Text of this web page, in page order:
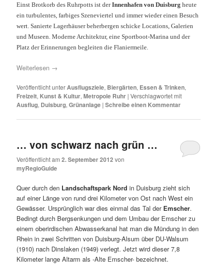
Einst Brotkorb des Ruhrpotts ist derInnenhafen von Duisburg heute
ein turbulentes, farbiges Szeneviertel und immer wieder einen Besuch
wert. Sanierte Lagerhäuser beherbergen schicke Locations, Galerien
und Museen. Moderne Architektur, eine Sportboot-Marina und der
Platz der Erinnerungen begleiten die Flaniermeile.
Weiterlesen →
Veröffentlicht unterAusflugsziele, Biergärten, Essen & Trinken,
Freizeit, Kunst & Kultur,Metropole Ruhr |Verschlagwortet mit
Ausflug, Duisburg,Grünanlage |Schreibe einen Kommentar
… von schwarz nach grün …
Veröffentlicht am2. September 2012 von
myRegioGuide
Quer durch den Landschaftspark Nord in Duisburg zieht sich
auf einer Länge von rund drei Kilometer von Ost nach West ein
Gewässer. Ursprünglich war dies einmal das Tal der Emscher.
Bedingt durch Bergsenkungen und dem Umbau der Emscher zu
einem oberirdischen Abwasserkanal hat man die Mündung in den
Rhein in zwei Schritten von Duisburg-Alsum über DU-Walsum
(1910) nach Dinslaken (1949) verlegt. Jetzt wird dieser 7,8
Kilometer lange Altarm als -Alte Emscher- bezeichnet.